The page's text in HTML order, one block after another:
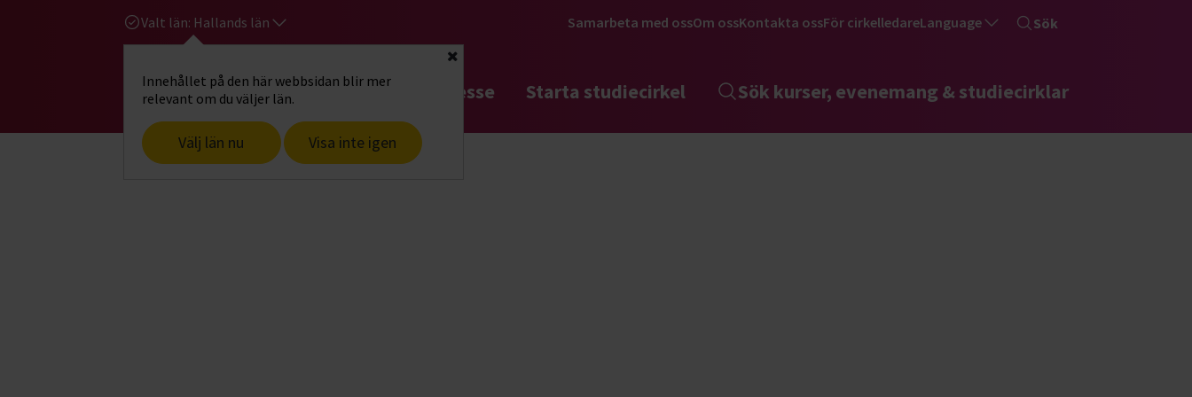
Valt län: Hallands län
Innehållet på den här webbsidan blir mer
relevant om du väljer län.
Välj län nu Visa inte igen
Stäng
Samarbeta med ossOm ossKontakta ossFör cirkelledareLanguage Sök
Gå till studiefrämjandets startsidaHitta intresse Starta studiecirkel Sök kurser, evenemang & studiecirklar